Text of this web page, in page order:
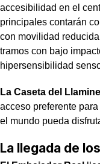
accesibilidad en el
principales contarán
con movilidad
tramos con bajo
hipersensibilidad
La Caseta del
acceso preferente
el mundo pueda
La llegada de